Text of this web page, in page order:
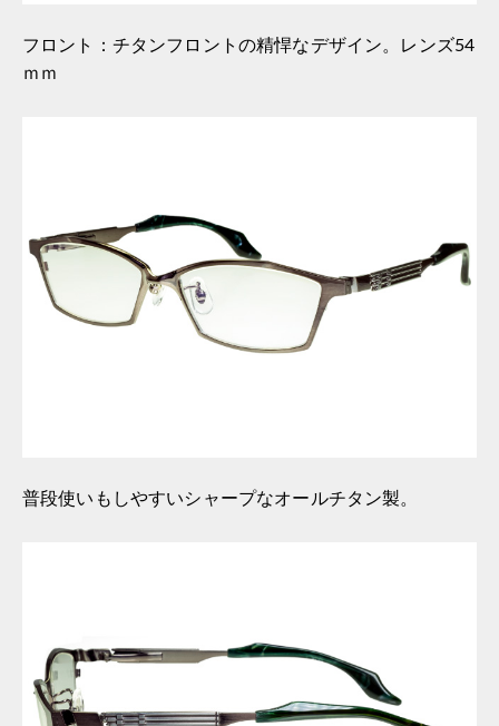
フロント：チタンフロントの精悍なデザイン。レンズ54
ｍｍ
普段使いもしやすいシャープなオールチタン製。